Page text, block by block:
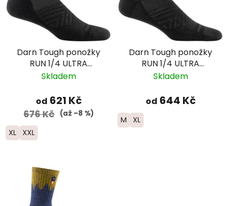
Darn Tough ponožky
RUN 1/4 ULTRA
Lightweight s
černé
Skladem
od 621 Kč
676 Kč (až –8 %)
XL XXL
Darn Tough ponožky
RUN 1/4 ULTRA
Lightweight Merino -
Skladem
od 644 Kč
M XL